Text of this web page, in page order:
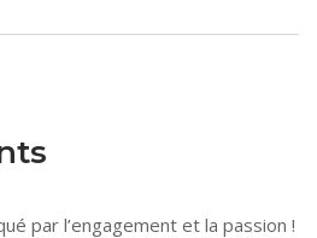
par l’engagement et la passion !